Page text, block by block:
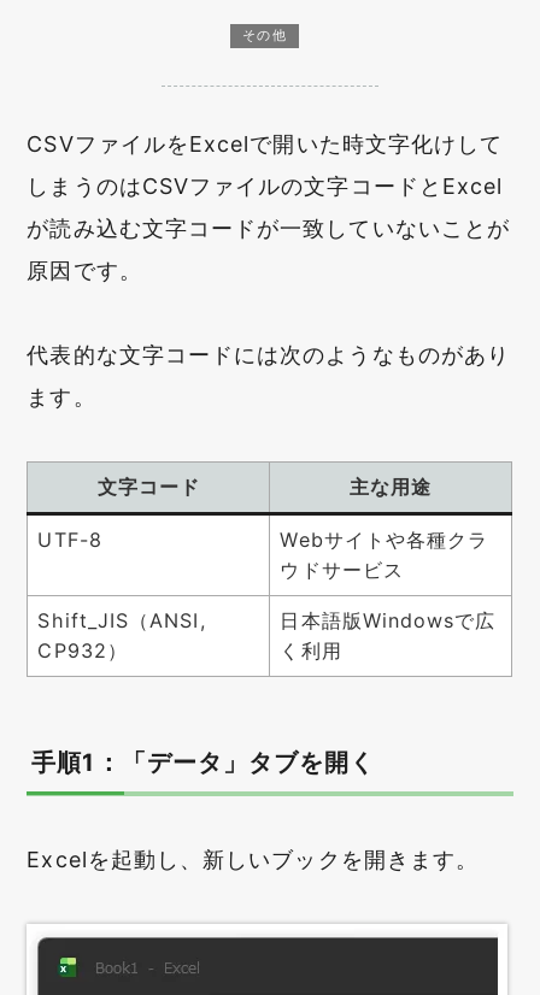
その他
CSVファイルをExcelで開いた時文字化けして
しまうのはCSVファイルの文字コードとExcel
が読み込む文字コードが一致していないことが
原因です。
代表的な文字コードには次のようなものがあり
ます。
文字コード 主な用途
UTF-8
Webサイトや各種クラ
ウドサービス
Shift_JIS（ANSI,
CP932）
日本語版Windowsで広
く利用
手順1：「データ」タブを開く
Excelを起動し、新しいブックを開きます。